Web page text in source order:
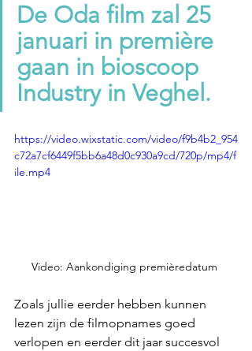
De Oda film zal 25
januari in première
gaan in bioscoop
Industry in Veghel.
https://video.wixstatic.com/video/f9b4b2_954
c72a7cf6449f5bb6a48d0c930a9cd/720p/mp4/f
ile.mp4
Video: Aankondiging premièredatum
Zoals jullie eerder hebben kunnen
lezen zijn de filmopnames goed
verlopen en eerder dit jaar succesvol